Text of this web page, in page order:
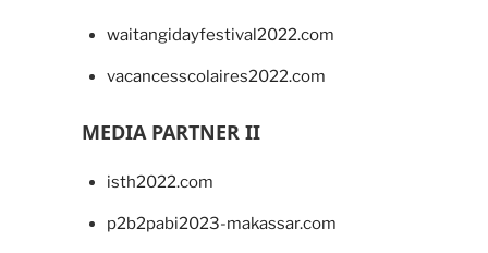
waitangidayfestival2022.com
vacancesscolaires2022.com
MEDIA PARTNER II
isth2022.com
p2b2pabi2023-makassar.com